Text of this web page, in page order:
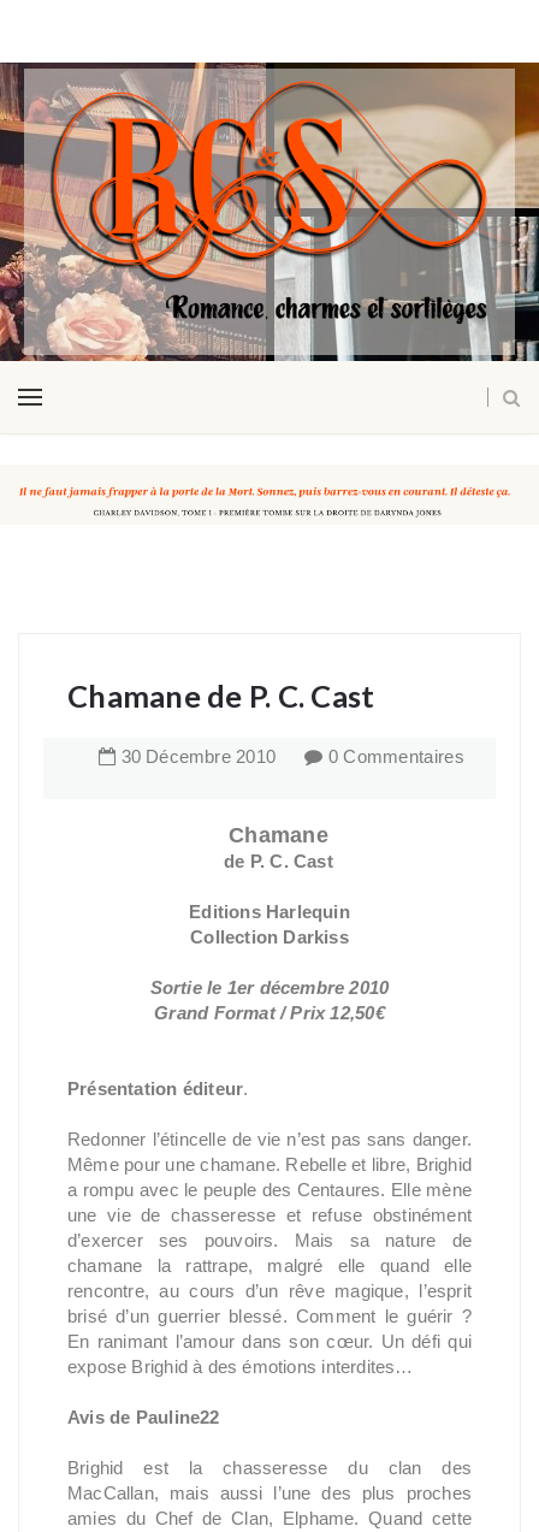
Chamane de P. C. Cast
30 Décembre 2010 0 Commentaires
Chamane
de P. C. Cast
Editions Harlequin
Collection Darkiss
Sortie le 1er décembre 2010
Grand Format / Prix 12,50€
Présentation éditeur.
Redonner l’étincelle de vie n’est pas sans danger.
Même pour une chamane. Rebelle et libre, Brighid
a rompu avec le peuple des Centaures. Elle mène
une vie de chasseresse et refuse obstinément
d’exercer ses pouvoirs. Mais sa nature de
chamane la rattrape, malgré elle quand elle
rencontre, au cours d’un rêve magique, l’esprit
brisé d’un guerrier blessé. Comment le guérir ?
En ranimant l’amour dans son cœur. Un défi qui
expose Brighid à des émotions interdites…
Avis de Pauline22
Brighid est la chasseresse du clan des
MacCallan, mais aussi l’une des plus proches
amies du Chef de Clan, Elphame. Quand cette